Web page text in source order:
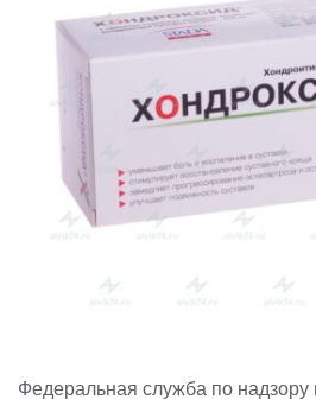
Федеральная служба по